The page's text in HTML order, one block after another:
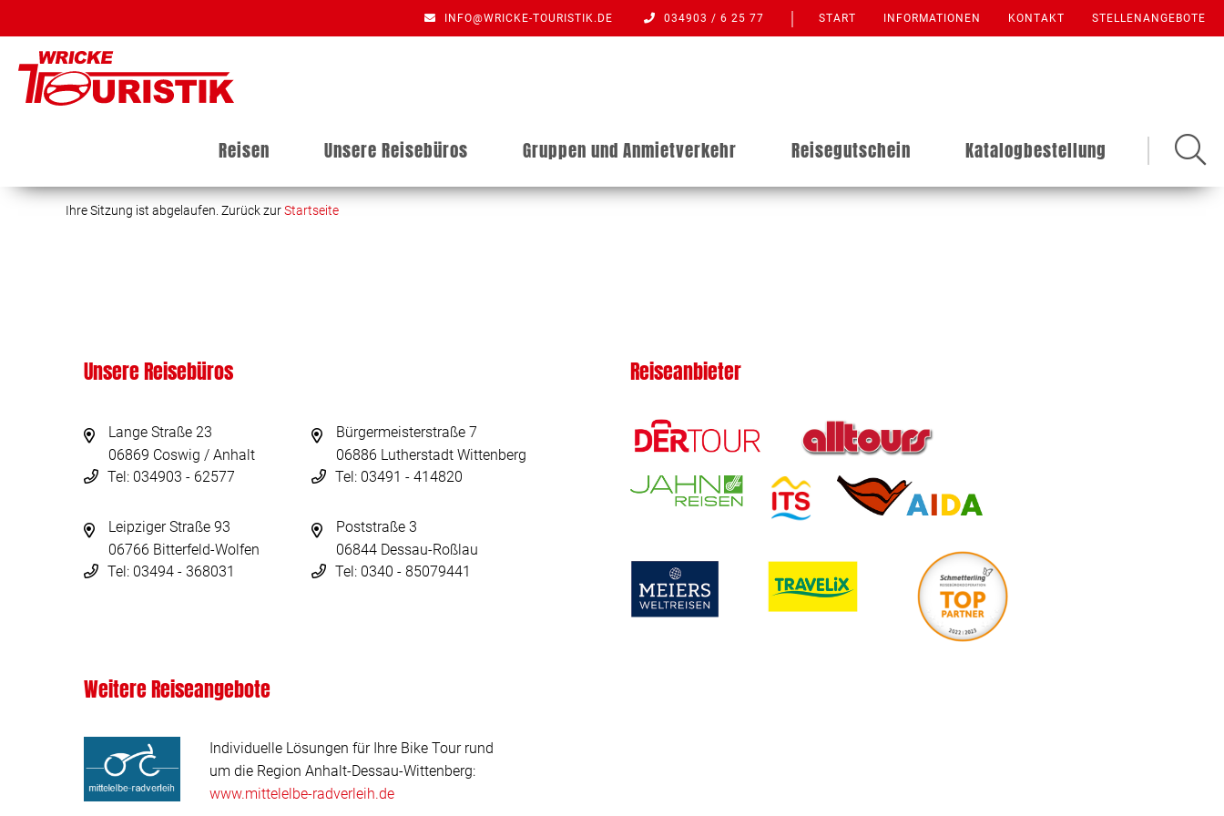
INFO@WRICKE-TOURISTIK.DE 034903 / 6 25 77 START INFORMATIONEN KONTAKT STELLENANGEBOTE
Reisen Unsere Reisebüros Gruppen und Anmietverkehr Reisegutschein Katalogbestellung
Ihre Sitzung ist abgelaufen. Zurück zurStartseite
Unsere Reisebüros
Lange Straße 23
06869 Coswig / Anhalt
Tel: 034903 - 62577
Bürgermeisterstraße 7
06886 Lutherstadt Wittenberg
Tel: 03491 - 414820
Leipziger Straße 93
06766 Bitterfeld-Wolfen
Tel: 03494 - 368031
Poststraße 3
06844 Dessau-Roßlau
Tel: 0340 - 85079441
Reiseanbieter
Weitere Reiseangebote
Individuelle Lösungen für Ihre Bike Tour rund
um die Region Anhalt-Dessau-Wittenberg:
www.mittelelbe-radverleih.de